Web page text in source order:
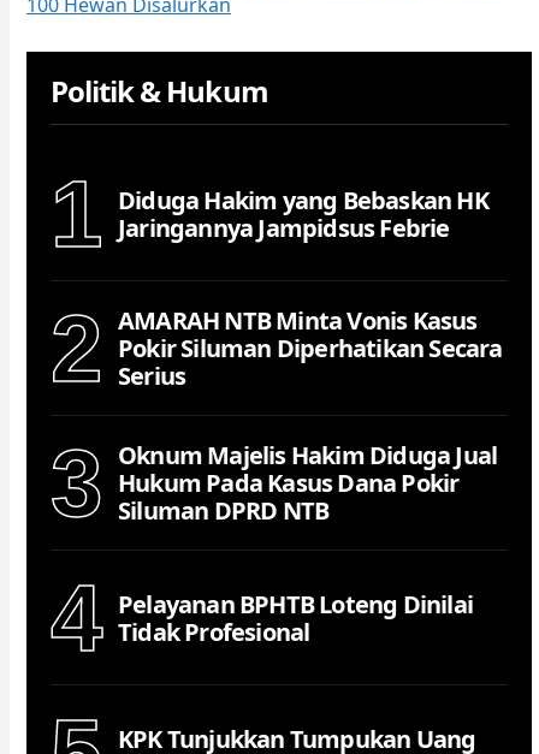
Politik & Hukum
1
Diduga Hakim yang Bebaskan HK
Jaringannya Jampidsus Febrie
2
AMARAH NTB Minta Vonis Kasus
Pokir Siluman Diperhatikan Secara
Serius
3
Oknum Majelis Hakim Diduga Jual
Hukum Pada Kasus Dana Pokir
Siluman DPRD NTB
4
Pelayanan BPHTB Loteng Dinilai
Tidak Profesional
KPK Tunjukkan Tumpukan Uang